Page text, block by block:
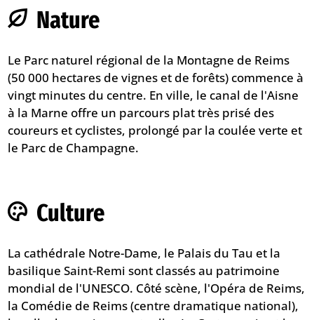
Nature
Le Parc naturel régional de la Montagne de Reims
(50 000 hectares de vignes et de forêts) commence à
vingt minutes du centre. En ville, le canal de l'Aisne
à la Marne offre un parcours plat très prisé des
coureurs et cyclistes, prolongé par la coulée verte et
le Parc de Champagne.
Culture
La cathédrale Notre-Dame, le Palais du Tau et la
basilique Saint-Remi sont classés au patrimoine
mondial de l'UNESCO. Côté scène, l'Opéra de Reims,
la Comédie de Reims (centre dramatique national),